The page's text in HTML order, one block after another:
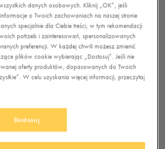
STYLE
danych osobowych. Kliknij „OK”, jeśli
o Twoich zachowaniach na naszej stronie
specjalnie dla Ciebie treści, w tym rekomendacji
potrzeb i zainteresowań, spersonalizowanych
preferencji. W każdej chwili możesz zmienić
plików cookie wybierając „Dostosuj”. Jeśli nie
oferty produktów, dopasowanych do Twoich
W celu uzyskania więcej informacji, przeczytaj
Dostosuj